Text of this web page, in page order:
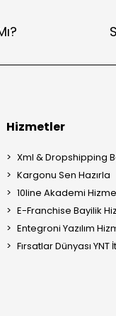
Hizmetler
Xml & Dropshipping
Kargonu Sen Hazırla
10line Akademi
E-Franchise Bayilik
Entegroni Yazılım
Fırsatlar Dünyası YNT